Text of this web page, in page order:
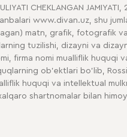
CHEKLANGAN JAMIYATI,
www.divan.uz, shu
matn, grafik, fotografik
tuzilishi, dizayni va
firma nomi mualliflik huquqi
ob'ektlari bo'lib,
huquqi va intellektual
shartnomalar bilan